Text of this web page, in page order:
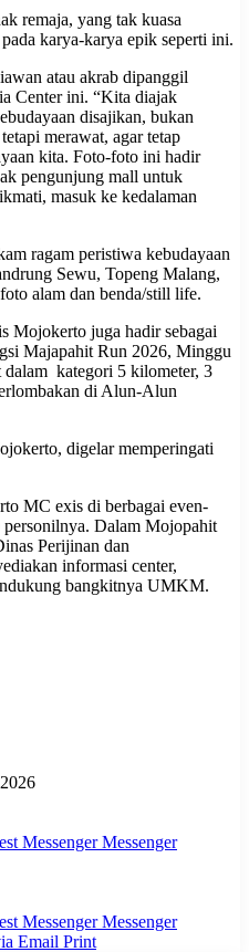
remaja, yang tak kuasa
karya-karya epik seperti ini.
atau akrab dipanggil
Center ini. “Kita diajak
disajikan, bukan
merawat, agar tetap
kita. Foto-foto ini hadir
pengunjung mall untuk
masuk ke kedalaman
ragam peristiwa kebudayaan
Sewu, Topeng Malang,
alam dan benda/still life.
Mojokerto juga hadir sebagai
Majapahit Run 2026, Minggu
kategori 5 kilometer, 3
di Alun-Alun
digelar memperingati
MC exis di berbagai even-
personilnya. Dalam Mojopahit
Perijinan dan
informasi center,
bangkitnya UMKM.
Messenger Messenger
Messenger Messenger
Email Print